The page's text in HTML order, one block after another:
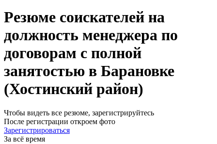
Резюме соискателей на
должность менеджера по
договорам с полной
занятостью в Барановке
(Хостинский район)
Чтобы видеть все резюме, зарегистрируйтесь
После регистрации откроем фото
Зарегистрироваться
За всё время